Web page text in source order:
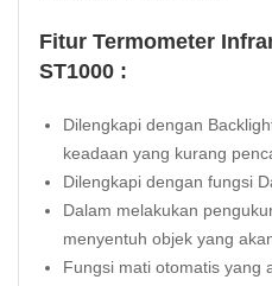
Fitur Termometer
ST1000 :
Dilengkapi dengan
keadaan yang kurang
Dilengkapi dengan fungsi
Dalam melakukan
menyentuh objek yang
Fungsi mati otomatis yang